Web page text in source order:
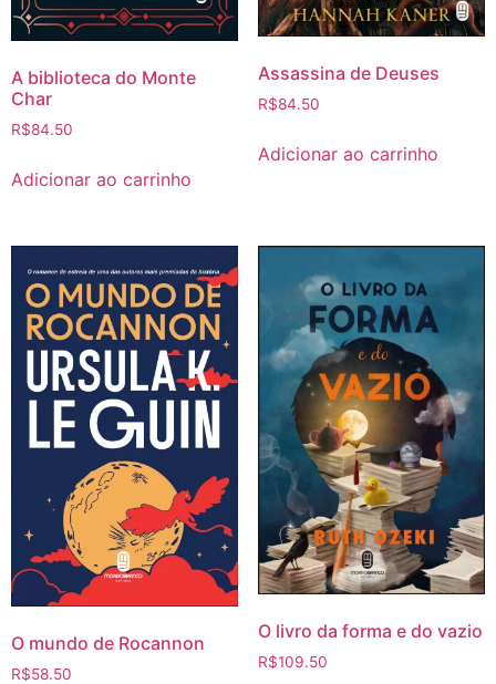
A biblioteca do Monte
Char
R$84.50
Adicionar ao carrinho
Assassina de Deuses
R$84.50
Adicionar ao carrinho
O mundo de Rocannon
R$58.50
O livro da forma e do vazio
R$109.50